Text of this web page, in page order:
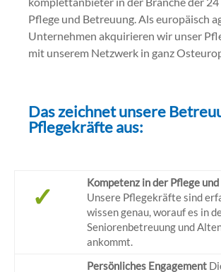
Pflege und Betreuung. Als europäisch
Unternehmen akquirieren wir unser
mit unserem Netzwerk in ganz
Das zeichnet unsere
Pflegekräfte aus:
✓
Kompetenz in der Pflege
Unsere Pflegekräfte sind
wissen genau, worauf es in
Seniorenbetreuung und
ankommt.
Persönliches Engagement